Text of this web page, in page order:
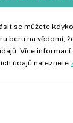
se můžete
beru na vědomí,
Více informací
údajů naleznete